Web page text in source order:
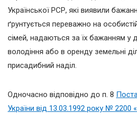
Української РСР, які виявили
ґрунтується переважно на
сімей, надаються за їх бажанням у
володіння або в оренду земельні
присадибний наділ.
Одночасно відповідно до п. 8
України від 13.03.1992 року № 2200